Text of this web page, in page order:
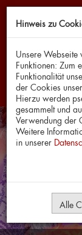
Hinweis zu
Unsere
Funktionen: Zum
Funktionalität
der Cookies
Hierzu werden
gesammelt und
Verwendung der
Weitere
in unserer
Alle